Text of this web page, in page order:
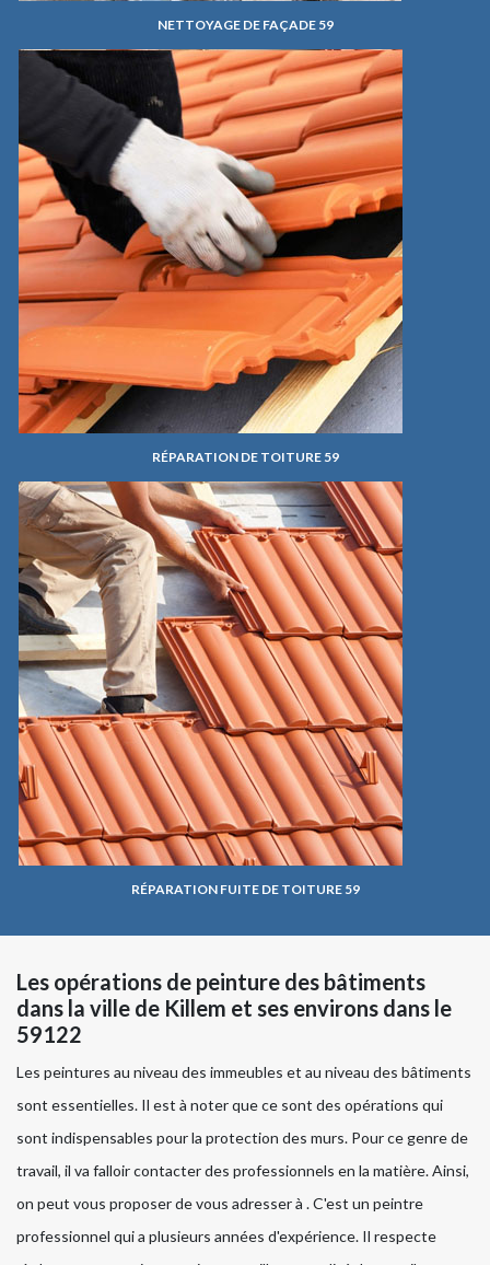
NETTOYAGE DE FAÇADE 59
RÉPARATION DE TOITURE 59
RÉPARATION FUITE DE TOITURE 59
Les opérations de peinture des bâtiments
dans la ville de Killem et ses environs dans le
59122
Les peintures au niveau des immeubles et au niveau des bâtiments
sont essentielles. Il est à noter que ce sont des opérations qui
sont indispensables pour la protection des murs. Pour ce genre de
travail, il va falloir contacter des professionnels en la matière. Ainsi,
on peut vous proposer de vous adresser à . C'est un peintre
professionnel qui a plusieurs années d'expérience. Il respecte